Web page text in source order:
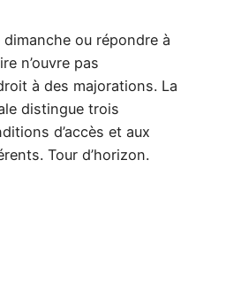
ou répondre à
n’ouvre pas
à des majorations. La
distingue trois
d’accès et aux
Tour d’horizon.